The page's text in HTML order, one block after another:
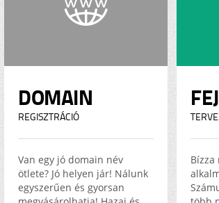
DOMAIN
REGISZTRÁCIÓ
Van egy jó domain név
ötlete? Jó helyen jár! Nálunk
egyszerűen és gyorsan